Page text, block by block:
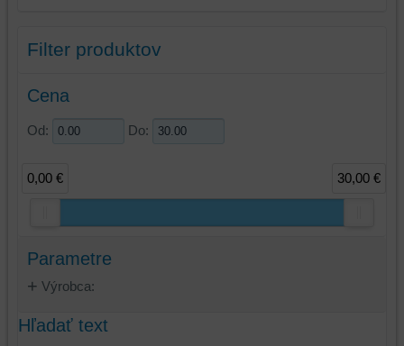
Filter produktov
Cena
Od: Do:
0,00 € 30,00 €
Parametre
Výrobca:
Hľadať text